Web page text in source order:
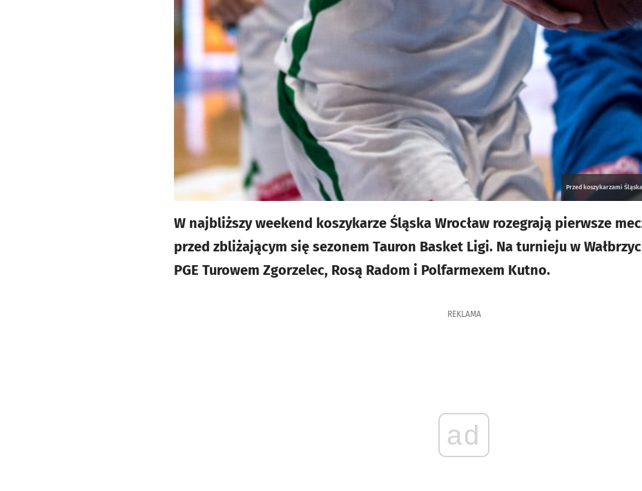
Przed koszykarzami
W najbliższy weekend koszykarze Śląska Wrocław rozegrają pierwsze
przed zbliżającym się sezonem Tauron Basket Ligi. Na turnieju w
PGE Turowem Zgorzelec, Rosą Radom i Polfarmexem Kutno.
REKLAMA
ad